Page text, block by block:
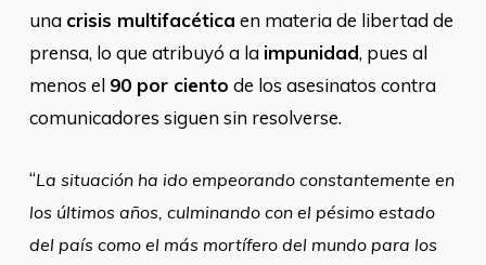
una crisis multifacética en materia de libertad de
prensa, lo que atribuyó a la impunidad, pues al
menos el 90 por ciento de los asesinatos contra
comunicadores siguen sin resolverse.
“La situación ha ido empeorando constantemente en
los últimos años, culminando con el pésimo estado
del país como el más mortífero del mundo para los